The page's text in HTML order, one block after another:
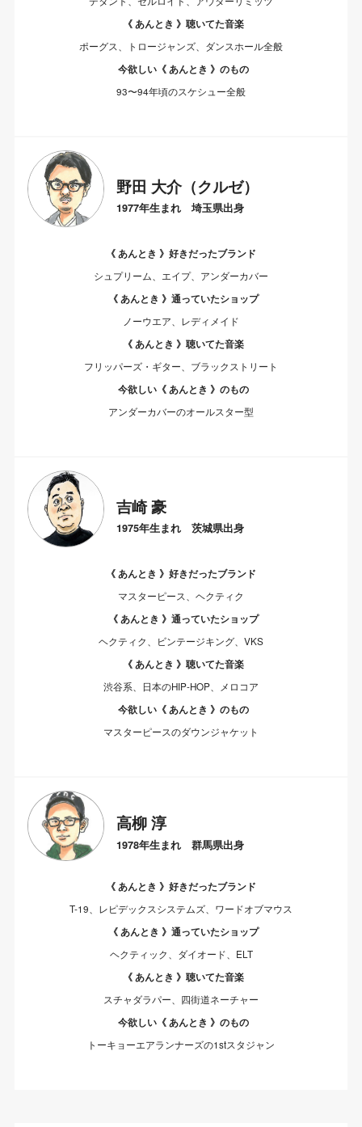
《 あんとき 》聴いてた音楽
ポーグス、トロージャンズ、ダンスホール全般
今欲しい《 あんとき 》のもの
93〜94年頃のスケシュー全般
野田 大介（クルゼ）
1977年生まれ 埼玉県出身
《 あんとき 》好きだったブランド
シュプリーム、エイプ、アンダーカバー
《 あんとき 》通っていたショップ
ノーウエア、レディメイド
《 あんとき 》聴いてた音楽
フリッパーズ・ギター、ブラックストリート
今欲しい《 あんとき 》のもの
アンダーカバーのオールスター型
吉崎 豪
1975年生まれ 茨城県出身
《 あんとき 》好きだったブランド
マスターピース、ヘクティク
《 あんとき 》通っていたショップ
ヘクティク、ビンテージキング、VKS
《 あんとき 》聴いてた音楽
渋谷系、日本のHIP-HOP、メロコア
今欲しい《 あんとき 》のもの
マスターピースのダウンジャケット
高柳 淳
1978年生まれ 群馬県出身
《 あんとき 》好きだったブランド
T-19、レピデックスシステムズ、ワードオブマウス
《 あんとき 》通っていたショップ
ヘクティック、ダイオード、ELT
《 あんとき 》聴いてた音楽
スチャダラパー、四街道ネーチャー
今欲しい《 あんとき 》のもの
トーキョーエアランナーズの1stスタジャン